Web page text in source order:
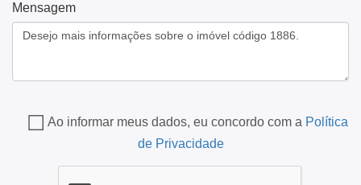
Mensagem
Ao informar meus dados, eu concordo com a Política
de Privacidade